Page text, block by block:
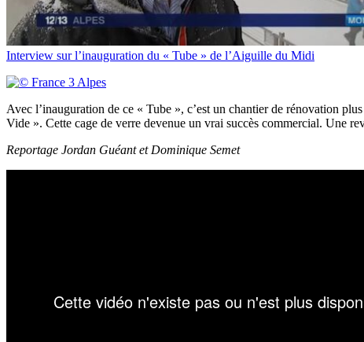
Interview sur l’inauguration du « Tube » de l’Aiguille du Midi
Avec l’inauguration de ce « Tube », c’est un chantier de rénovation
Vide ». Cette cage de verre devenue un vrai succès commercial. Une
Reportage Jordan Guéant et Dominique Semet